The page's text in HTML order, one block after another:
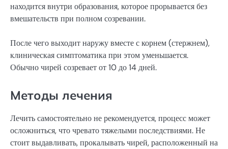
находится внутри образования, которое прорывается без
вмешательств при полном созревании.
После чего выходит наружу вместе с корнем (стержнем),
клиническая симптоматика при этом уменьшается.
Обычно чирей созревает от 10 до 14 дней.
Методы лечения
Лечить самостоятельно не рекомендуется, процесс может
осложниться, что чревато тяжелыми последствиями. Не
стоит выдавливать, прокалывать чирей, расположенный на